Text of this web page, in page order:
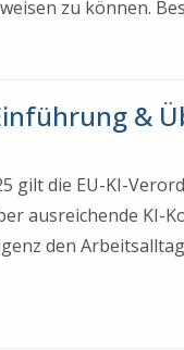
zu können.
&
gilt die EU-KI-
ausreichende KI-
den